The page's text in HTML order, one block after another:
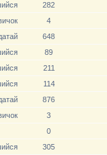
282
4
648
89
211
114
876
3
0
305